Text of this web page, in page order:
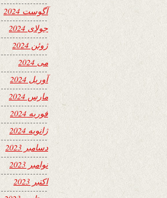
آگوست 2024
جولای 2024
ژوئن 2024
می 2024
آوریل 2024
مارس 2024
فوریه 2024
ژانویه 2024
دسامبر 2023
نوامبر 2023
اکتبر 2023